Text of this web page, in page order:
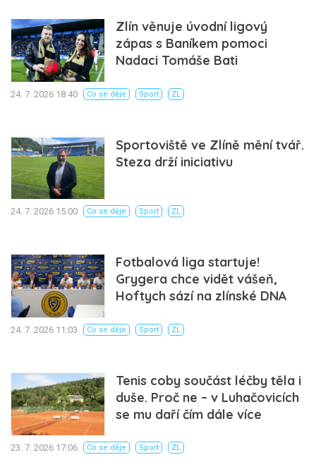
Zlín věnuje úvodní ligový
zápas s Baníkem pomoci
Nadaci Tomáše Bati
24. 7. 2026 18:40 Co se děje Sport ZL
Sportoviště ve Zlíně mění tvář.
Steza drží iniciativu
24. 7. 2026 15:00 Co se děje Sport ZL
Fotbalová liga startuje!
Grygera chce vidět vášeň,
Hoftych sází na zlínské DNA
24. 7. 2026 11:03 Co se děje Sport ZL
Tenis coby součást léčby těla i
duše. Proč ne – v Luhačovicích
se mu daří čím dále více
23. 7. 2026 17:06 Co se děje Sport ZL